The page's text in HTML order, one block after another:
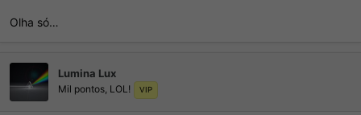
Olha só…
Lumina Lux
Mil pontos, LOL! VIP